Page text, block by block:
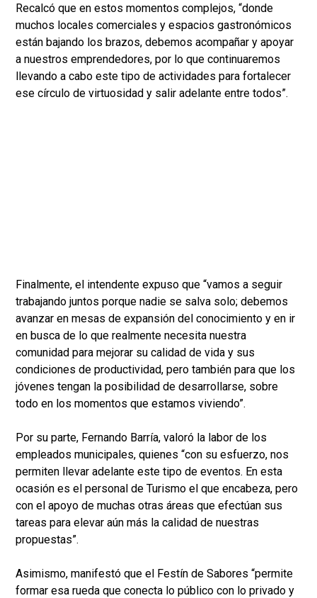
Recalcó que en estos momentos complejos, “donde
muchos locales comerciales y espacios gastronómicos
están bajando los brazos, debemos acompañar y apoyar
a nuestros emprendedores, por lo que continuaremos
llevando a cabo este tipo de actividades para fortalecer
ese círculo de virtuosidad y salir adelante entre todos”.
Finalmente, el intendente expuso que “vamos a seguir
trabajando juntos porque nadie se salva solo; debemos
avanzar en mesas de expansión del conocimiento y en ir
en busca de lo que realmente necesita nuestra
comunidad para mejorar su calidad de vida y sus
condiciones de productividad, pero también para que los
jóvenes tengan la posibilidad de desarrollarse, sobre
todo en los momentos que estamos viviendo”.
Por su parte, Fernando Barría, valoró la labor de los
empleados municipales, quienes “con su esfuerzo, nos
permiten llevar adelante este tipo de eventos. En esta
ocasión es el personal de Turismo el que encabeza, pero
con el apoyo de muchas otras áreas que efectúan sus
tareas para elevar aún más la calidad de nuestras
propuestas”.
Asimismo, manifestó que el Festín de Sabores “permite
formar esa rueda que conecta lo público con lo privado y